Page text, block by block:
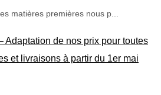
matières premières nous p...
Adaptation de nos prix pour toutes
et livraisons à partir du 1er mai